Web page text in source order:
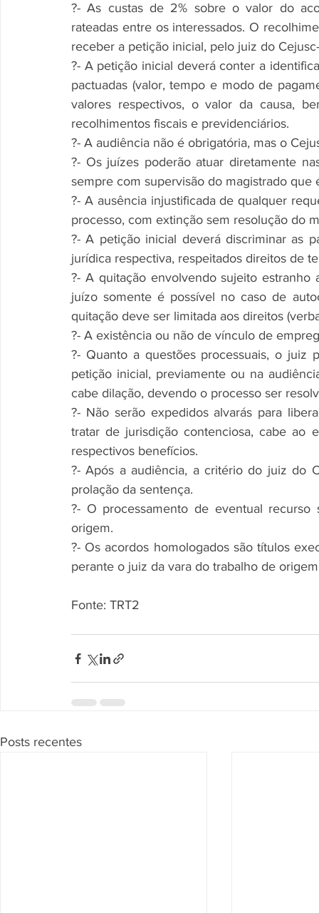
?- As custas de 2% sobre o valor do
rateadas entre os interessados. O
receber a petição inicial, pelo juiz do
?- A petição inicial deverá conter a
pactuadas (valor, tempo e modo de
valores respectivos, o valor da causa,
recolhimentos fiscais e previdenciários.
?- A audiência não é obrigatória, mas o
?- Os juízes poderão atuar diretamente
sempre com supervisão do magistrado
?- A ausência injustificada de qualquer
processo, com extinção sem resolução do
?- A petição inicial deverá discriminar as
jurídica respectiva, respeitados direitos de
?- A quitação envolvendo sujeito
juízo somente é possível no caso de
quitação deve ser limitada aos direitos
?- A existência ou não de vínculo de
?- Quanto a questões processuais, o juiz
petição inicial, previamente ou na
cabe dilação, devendo o processo ser
?- Não serão expedidos alvarás para
tratar de jurisdição contenciosa, cabe ao
respectivos benefícios.
?- Após a audiência, a critério do juiz do
prolação da sentença.
?- O processamento de eventual
origem.
?- Os acordos homologados são títulos
perante o juiz da vara do trabalho de
Fonte: TRT2
Posts recentes